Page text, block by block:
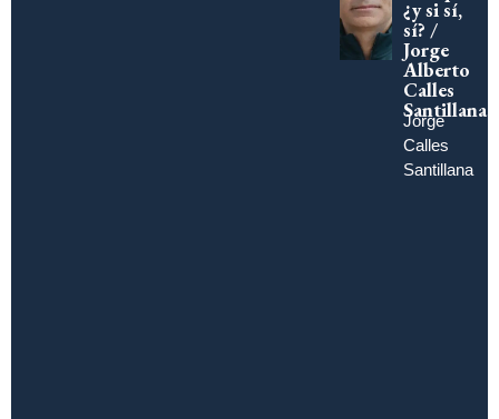
¿y si sí,
sí? /
Jorge
Alberto
Calles
Santillana
Jorge
Calles
Santillana